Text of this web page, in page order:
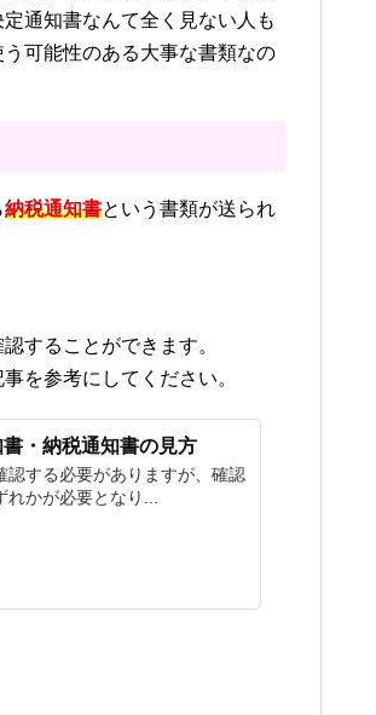
通知書なんて全く見ない人も
可能性のある大事な書類なの
納税通知書という書類が送られ
することができます。
を参考にしてください。
・納税通知書の見方
する必要がありますが、確認
れかが必要となり...